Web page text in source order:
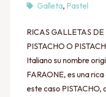
Galleta, Pastel
RICAS GALLETAS
PISTACHO O
Italiano su nombre
FARAONE, es una
este caso PISTACHO,